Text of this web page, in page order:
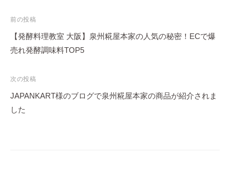
投
稿
ナ
ゲ
ー
シ
前の投稿
【発酵料理教室 大阪】泉州糀屋本家の人気の秘密！ECで爆
売れ発酵調味料TOP5
次の投稿
JAPANKART様のブログで泉州糀屋本家の商品が紹介されま
した